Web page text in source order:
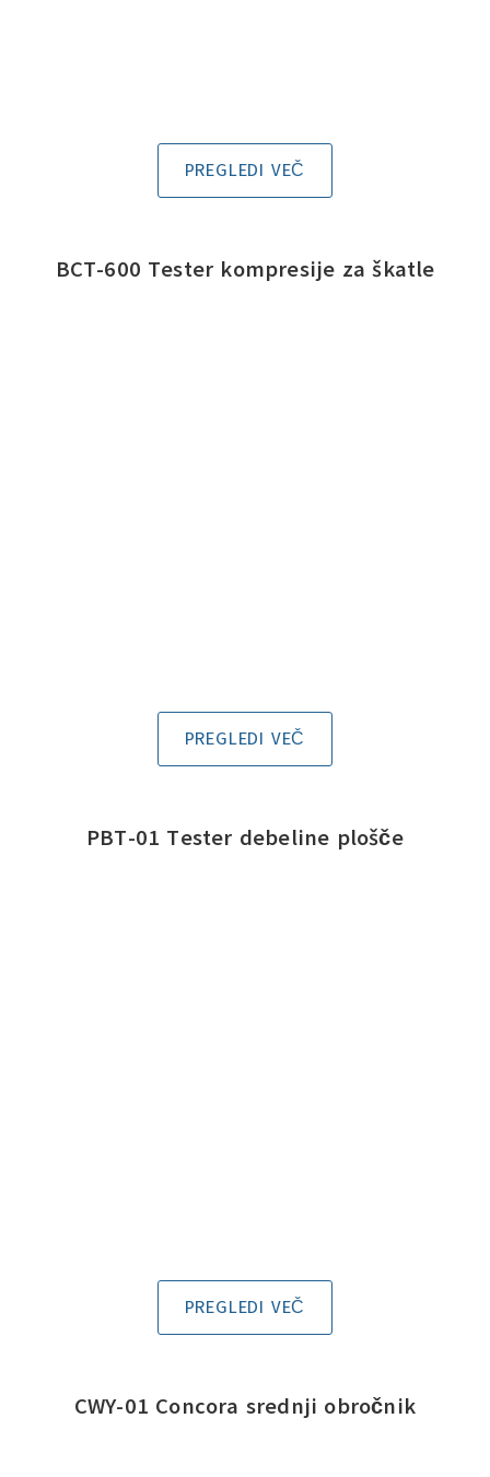
PREGLEDI VEČ
BCT-600 Tester kompresije za škatle
PREGLEDI VEČ
PBT-01 Tester debeline plošče
PREGLEDI VEČ
CWY-01 Concora srednji obročnik